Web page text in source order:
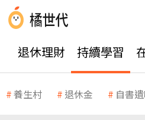
退休理財 持續學習
養生村 退休金 自書